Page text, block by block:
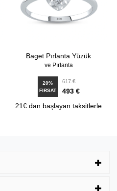
Baget Pırlanta Yüzük
ve Pırlanta
20%
FIRSAT
617 €
493 €
21€ dan başlayan taksitlerle